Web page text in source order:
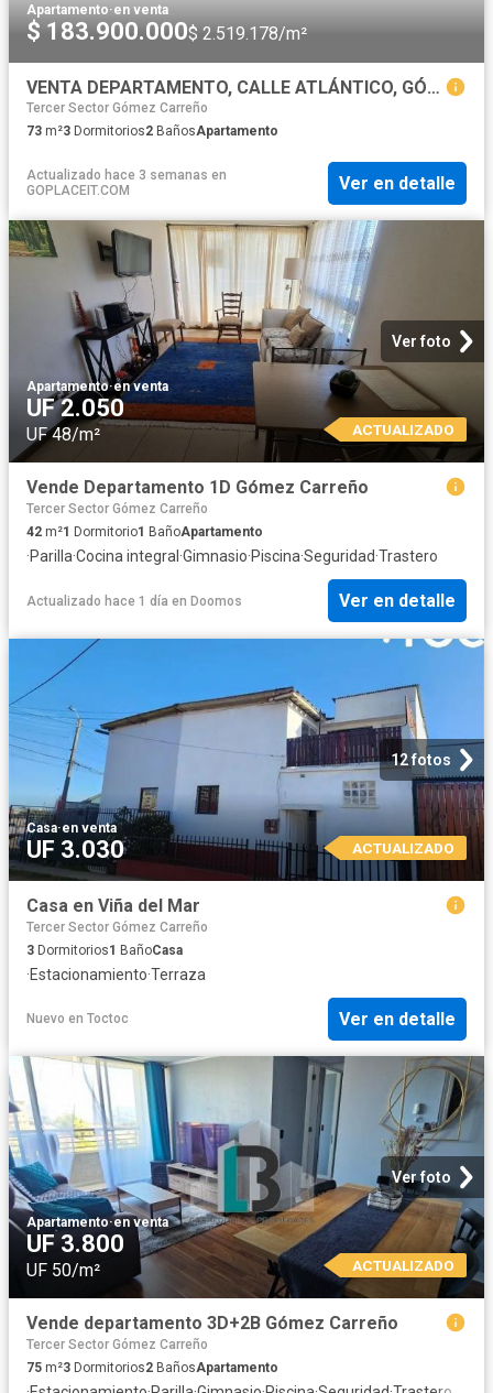
Apartamento·en venta
$ 183.900.000$ 2.519.178/m²
VENTA DEPARTAMENTO, CALLE ATLÁNTICO, GÓMEZ CARREÑO, VIÑA DEL MAR, V REGIÓN
Tercer Sector Gómez Carreño
73 m²3 Dormitorios2 BañosApartamento
Actualizado hace 3 semanas en
GOPLACEIT.COM
Ver en detalle
Ver foto
Apartamento·en venta
UF 2.050
UF 48/m² ACTUALIZADO
Vende Departamento 1D Gómez Carreño
Tercer Sector Gómez Carreño
42 m²1 Dormitorio1 BañoApartamento
·Parilla·Cocina integral ·Gimnasio·Piscina·Seguridad·Trastero
Actualizado hace 1 día en Doomos Ver en detalle
12 fotos
Casa·en venta
UF 3.030 ACTUALIZADO
Casa en Viña del Mar
Tercer Sector Gómez Carreño
3 Dormitorios1 BañoCasa
·Estacionamiento·Terraza
Nuevo en Toctoc Ver en detalle
Ver foto
Apartamento·en venta
UF 3.800
UF 50/m² ACTUALIZADO
Vende departamento 3D+2B Gómez Carreño
Tercer Sector Gómez Carreño
75 m²3 Dormitorios2 BañosApartamento